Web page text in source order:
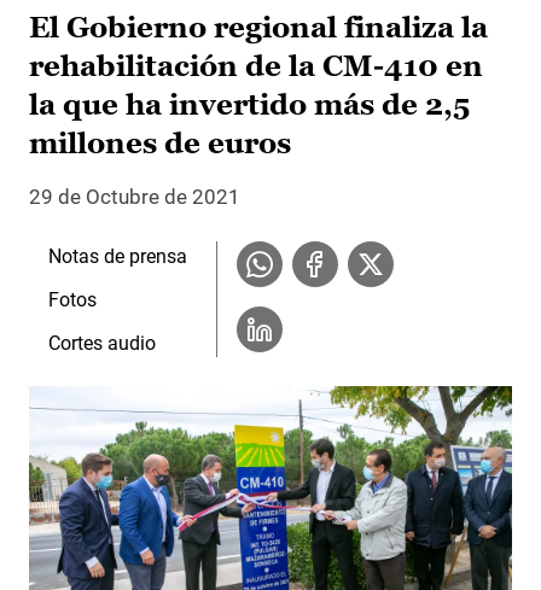
El Gobierno regional finaliza la
rehabilitación de la CM-410 en
la que ha invertido más de 2,5
millones de euros
29 de Octubre de 2021
Notas de prensa
Fotos
Cortes audio